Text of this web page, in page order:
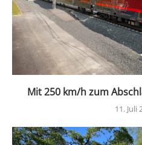
Mit 250 km/h zum
11. Juli